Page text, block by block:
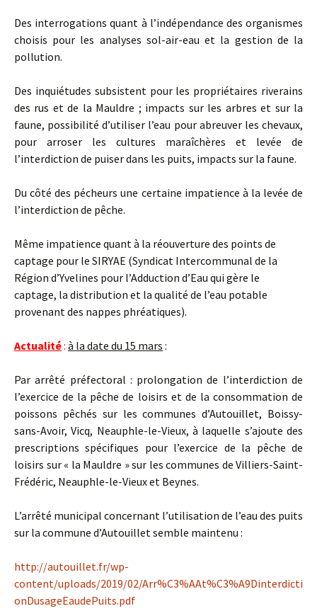
Des interrogations quant à l’indépendance des organismes
choisis pour les analyses sol-air-eau et la gestion de la
pollution.
Des inquiétudes subsistent pour les propriétaires riverains
des rus et de la Mauldre ; impacts sur les arbres et sur la
faune, possibilité d’utiliser l’eau pour abreuver les chevaux,
pour arroser les cultures maraîchères et levée de
l’interdiction de puiser dans les puits, impacts sur la faune.
Du côté des pécheurs une certaine impatience à la levée de
l’interdiction de pêche.
Même impatience quant à la réouverture des points de
captage pour le SIRYAE (Syndicat Intercommunal de la
Région d’Yvelines pour l’Adduction d’Eau qui gère le
captage, la distribution et la qualité de l’eau potable
provenant des nappes phréatiques).
Actualité: à la date du 15 mars :
Par arrêté préfectoral : prolongation de l’interdiction de
l’exercice de la pêche de loisirs et de la consommation de
poissons pêchés sur les communes d’Autouillet, Boissy-
sans-Avoir, Vicq, Neauphle-le-Vieux, à laquelle s’ajoute des
prescriptions spécifiques pour l’exercice de la pêche de
loisirs sur « la Mauldre » sur les communes de Villiers-Saint-
Frédéric, Neauphle-le-Vieux et Beynes.
L’arrêté municipal concernant l’utilisation de l’eau des puits
sur la commune d’Autouillet semble maintenu :
http://autouillet.fr/wp-
content/uploads/2019/02/Arr%C3%AAt%C3%A9Dinterdicti
onDusageEaudePuits.pdf